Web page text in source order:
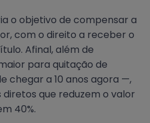
o objetivo de compensar a
com o direito a receber o
Afinal, além de
para quitação de
chegar a 10 anos agora —,
diretos que reduzem o valor
40%.